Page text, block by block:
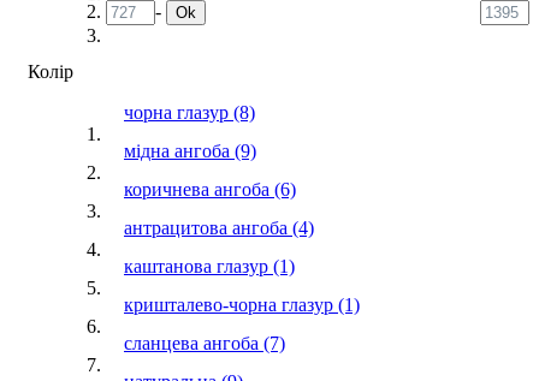
- Ok
Колір
чорна глазур (8)
мідна ангоба (9)
коричнева ангоба (6)
антрацитова ангоба (4)
каштанова глазур (1)
кришталево-чорна глазур (1)
сланцева ангоба (7)